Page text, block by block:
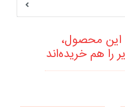
این محصول،
را هم خریده‌اند